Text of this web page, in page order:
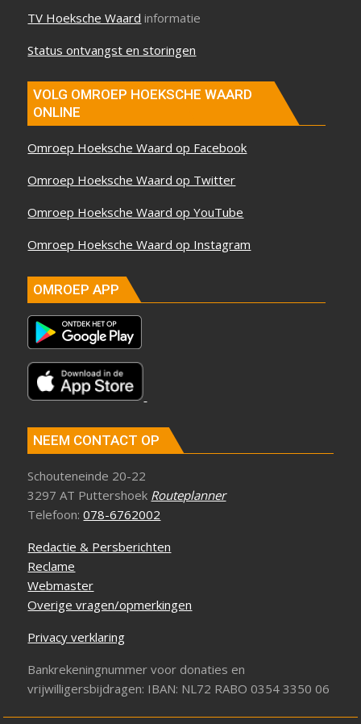
TV Hoeksche Waard informatie
Status ontvangst en storingen
VOLG OMROEP HOEKSCHE WAARD
ONLINE
Omroep Hoeksche Waard op Facebook
Omroep Hoeksche Waard op Twitter
Omroep Hoeksche Waard op YouTube
Omroep Hoeksche Waard op Instagram
OMROEP APP
NEEM CONTACT OP
Schouteneinde 20-22
3297 AT Puttershoek Routeplanner
Telefoon:078-6762002
Redactie & Persberichten
Reclame
Webmaster
Overige vragen/opmerkingen
Privacy verklaring
Bankrekeningnummer voor donaties en
vrijwilligersbijdragen: IBAN: NL72 RABO 0354 3350 06